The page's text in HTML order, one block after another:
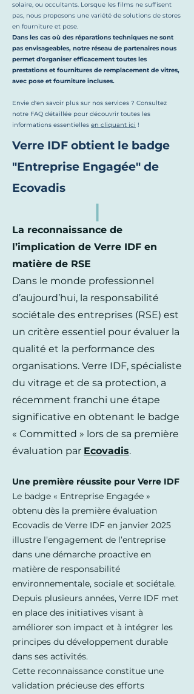
solaire, ou occultants. Lorsque les films ne suffisent
pas, nous proposons une variété de solutions de stores
en fourniture et pose.
Dans les cas où des réparations techniques ne sont
pas envisageables, notre réseau de partenaires nous
permet d'organiser efficacement toutes les
prestations et fournitures de remplacement de vitres,
avec pose et fourniture incluses.
Envie d'en savoir plus sur nos services ? Consultez
notre FAQ détaillée pour découvrir toutes les
informations essentielles en cliquant ici !
Verre IDF obtient le badge
"Entreprise Engagée" de
Ecovadis
La reconnaissance de
l’implication de Verre IDF en
matière de RSE
Dans le monde professionnel
d’aujourd’hui, la responsabilité
sociétale des entreprises (RSE) est
un critère essentiel pour évaluer la
qualité et la performance des
organisations. Verre IDF, spécialiste
du vitrage et de sa protection, a
récemment franchi une étape
significative en obtenant le badge
« Committed » lors de sa première
évaluation par Ecovadis.
Une première réussite pour Verre IDF
Le badge « Entreprise Engagée »
obtenu dès la première évaluation
Ecovadis de Verre IDF en janvier 2025
illustre l’engagement de l’entreprise
dans une démarche proactive en
matière de responsabilité
environnementale, sociale et sociétale.
Depuis plusieurs années, Verre IDF met
en place des initiatives visant à
améliorer son impact et à intégrer les
principes du développement durable
dans ses activités.
Cette reconnaissance constitue une
validation précieuse des efforts